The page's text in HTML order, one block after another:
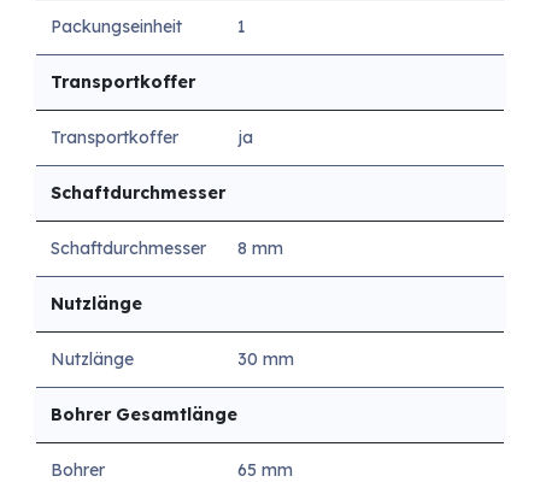
Packungseinheit 1
Transportkoffer
Transportkoffer ja
Schaftdurchmesser
Schaftdurchmesser 8 mm
Nutzlänge
Nutzlänge 30 mm
Bohrer Gesamtlänge
Bohrer
65 mm